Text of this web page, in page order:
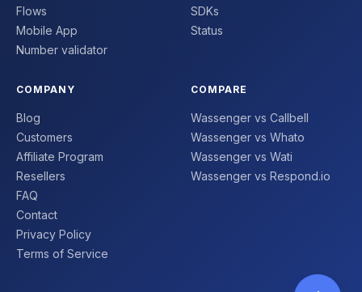
Flows
Mobile App
Number validator
SDKs
Status
COMPANY
Blog
Customers
Affiliate Program
Resellers
FAQ
Contact
Privacy Policy
Terms of Service
COMPARE
Wassenger vs Callbell
Wassenger vs Whato
Wassenger vs Wati
Wassenger vs Respond.io